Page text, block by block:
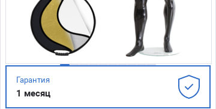
Гарантия
1 месяц